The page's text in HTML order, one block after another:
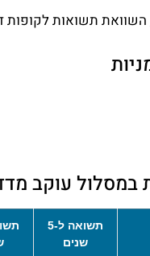
תשואות לקופות
במסלול עוקב
תשואה ל-5
שנים